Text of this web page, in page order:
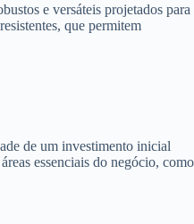
e versáteis projetados para
que permitem
de um investimento inicial
essenciais do negócio, como